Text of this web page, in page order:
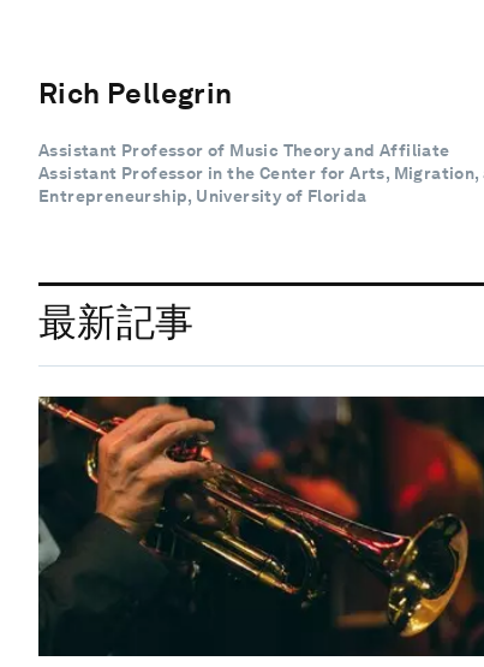
Rich Pellegrin
Assistant Professor of Music Theory and Affiliate
Assistant Professor in the Center for Arts, Migration,
Entrepreneurship, University of Florida
最新記事